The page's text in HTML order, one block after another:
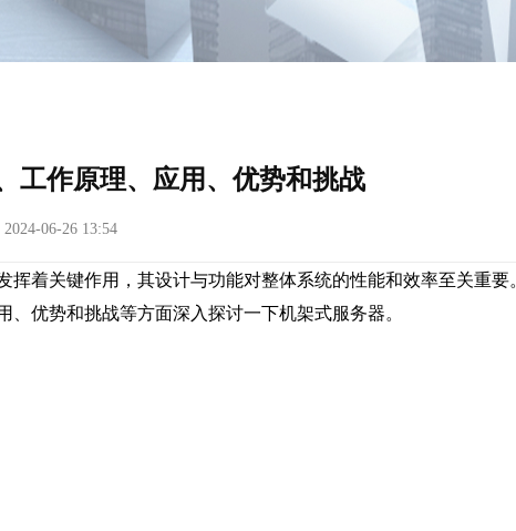
工作原理、应用、优势和挑战
06-26 13:54
挥着关键作用，其设计与功能对整体系统的性能和效率至关重要。
、优势和挑战等方面深入探讨一下机架式服务器。